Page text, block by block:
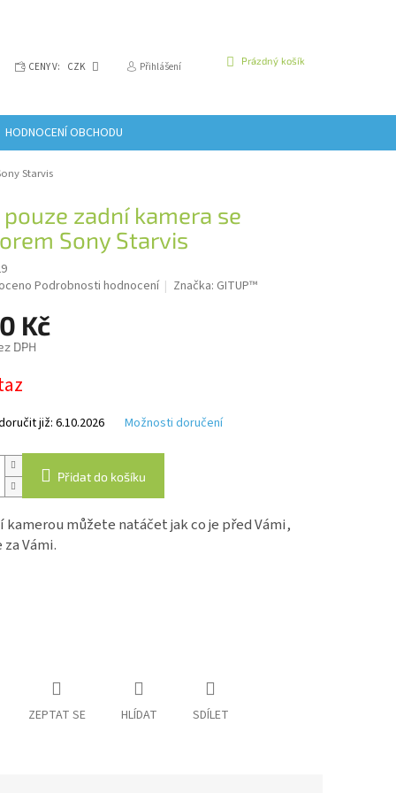
CENY V: CZK Přihlášení
NÁKUPNÍ
Prázdný košík
HODNOCENÍ OBCHODU
Starvis
pouze zadní kamera se
Sony Starvis
Podrobnosti hodnocení Značka: GITUP™
Kč
DPH
již: 6.10.2026 Možnosti doručení
Přidat do košíku
kamerou můžete natáčet jak co je před Vámi,
Vámi.
ZEPTAT SE HLÍDAT SDÍLET